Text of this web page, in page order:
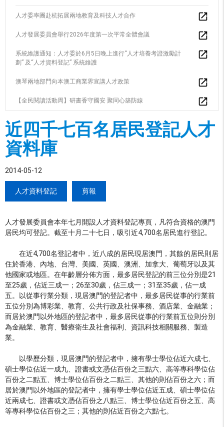
人才委率團赴杭拓展兩地教育及科技人才合作
人才發展委員會舉行2026年度第一次平常全體會議
系統維護通知：人才委於6月5日晚上進行“人才培養考證激勵計
劃” 及“人才資料登記” 系統維護
澳琴兩地部門向本澳工商業界宣講人才政策
【全民閱讀活動周】研書香守國安 聚同心築防線
近四千七百名居民登記人才
資料庫
2014-05-12
人才資料登記 剪報
人才發展委員會本年七月開設人才資料登記專頁，凡符合資格的澳門
居民均可登記。截至十月二十七日，吸引近4,700名居民進行登記。
在近4,700名登記者中，近八成的居民現居澳門，其餘的居民則居
住於香港、內地、台灣、美國、英國、澳洲、加拿大、葡萄牙以及其
他國家或地區。在年齡層分佈方面，最多居民登記的前三位分別是21
至25歲，佔近三成一；26至30歲，佔三成一；31至35歲，佔一成
五。以從事行業分類，現居澳門的登記者中，最多居民從事的行業前
五位分別為博彩業、教育、公共行政及社保事務、酒店業、金融業；
而居於澳門以外地區的登記者中，最多居民從事的行業前五位則分別
為金融業、教育、醫療衛生及社會福利、資訊科技相關服務、製造
業。
以學歷分類，現居澳門的登記者中，擁有學士學位佔近六成七、
碩士學位佔近一成九、證書或文憑佔百份之三點六、高等專科學位佔
百份之二點五、博士學位佔百份之二點三、其他的則佔百份之六；而
居於澳門以外地區的登記者中，擁有學士學位佔近五成、碩士學位佔
近兩成七、證書或文憑佔百份之八點三、博士學位佔近百份之五、高
等專科學位佔百份之三；其他的則佔近百份之六點七。